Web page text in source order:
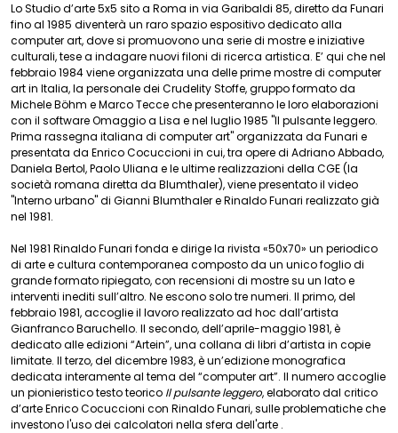
Lo Studio d’arte 5x5 sito a Roma in via Garibaldi 85, diretto da Funari
fino al 1985 diventerà un raro spazio espositivo dedicato alla
computer art, dove si promuovono una serie di mostre e iniziative
culturali, tese a indagare nuovi filoni di ricerca artistica. E’ qui che nel
febbraio 1984 viene organizzata una delle prime mostre di computer
art in Italia, la personale dei Crudelity Stoffe, gruppo formato da
Michele Böhm e Marco Tecce che presenteranno le loro elaborazioni
con il software Omaggio a Lisa e nel luglio 1985 "Il pulsante leggero.
Prima rassegna italiana di computer art" organizzata da Funari e
presentata da Enrico Cocuccioni in cui, tra opere di Adriano Abbado,
Daniela Bertol, Paolo Uliana e le ultime realizzazioni della CGE (la
società romana diretta da Blumthaler), viene presentato il video
"Interno urbano" di Gianni Blumthaler e Rinaldo Funari realizzato già
nel 1981.
Nel 1981 Rinaldo Funari fonda e dirige la rivista «50x70» un periodico
di arte e cultura contemporanea composto da un unico foglio di
grande formato ripiegato, con recensioni di mostre su un lato e
interventi inediti sull’altro. Ne escono solo tre numeri. Il primo, del
febbraio 1981, accoglie il lavoro realizzato ad hoc dall’artista
Gianfranco Baruchello. Il secondo, dell’aprile-maggio 1981, è
dedicato alle edizioni “Artein”, una collana di libri d’artista in copie
limitate. Il terzo, del dicembre 1983, è un’edizione monografica
dedicata interamente al tema del “computer art”. Il numero accoglie
un pionieristico testo teorico Il pulsante leggero, elaborato dal critico
d’arte Enrico Cocuccioni con Rinaldo Funari, sulle problematiche che
investono l'uso dei calcolatori nella sfera dell'arte .